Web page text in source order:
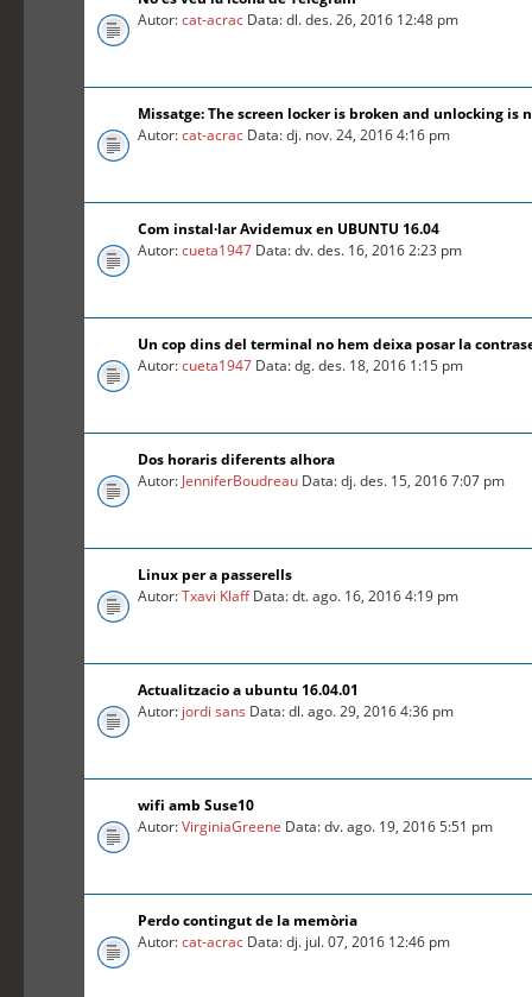
Autor:cat-acrac Data: dl. des. 26, 2016 12:48 pm
Missatge: The screen locker is broken and unlocking is
Autor:cat-acrac Data: dj. nov. 24, 2016 4:16 pm
Com instal·lar Avidemux en UBUNTU 16.04
Autor:cueta1947 Data: dv. des. 16, 2016 2:23 pm
Un cop dins del terminal no hem deixa posar la
Autor:cueta1947 Data: dg. des. 18, 2016 1:15 pm
Dos horaris diferents alhora
Autor: JenniferBoudreau Data: dj. des. 15, 2016 7:07 pm
Linux per a passerells
Autor:Txavi KlaffData: dt. ago. 16, 2016 4:19 pm
Actualitzacio a ubuntu 16.04.01
Autor: jordi sans Data: dl. ago. 29, 2016 4:36 pm
wifi amb Suse10
Autor:VirginiaGreene Data: dv. ago. 19, 2016 5:51 pm
Perdo contingut de la memòria
Autor:cat-acrac Data: dj. jul. 07, 2016 12:46 pm